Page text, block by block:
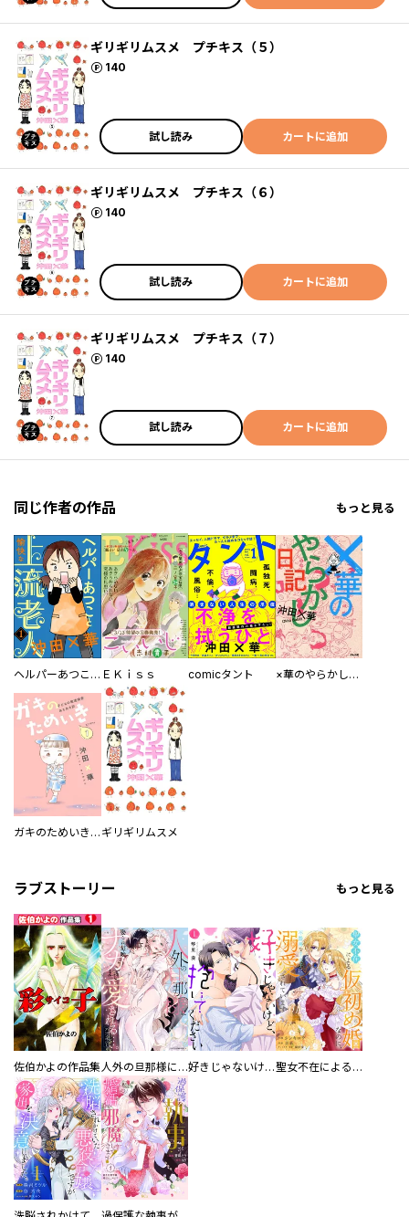
ギリギリムスメ プチキス（５）
140
ポイント
試し読み カートに追加
ギリギリムスメ プチキス（６）
140
ポイント
試し読み カートに追加
ギリギリムスメ プチキス（７）
140
ポイント
試し読み カートに追加
同じ作者の作品 もっと見る
ヘルパーあつこと愉快な上流老人（分冊版） ＥＫｉｓｓ comicタント ×華のやらかし日記
ガキのためいき 子どもの発達障害あるある記 ギリギリムスメ
ラブストーリー もっと見る
佐伯かよの作品集 人外の旦那様に娶られ毎晩ナカまで愛される…。アンソロジー 好きじゃないけど、抱いてください【電子単行本版／特典おまけ付き】 聖女不在による仮初め婚なのに、不器用な王太子に溺愛されています【電子単行本版／特典おまけ付き】